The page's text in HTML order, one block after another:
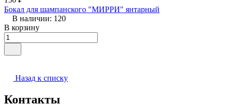
Бокал для шампанского "МИРРИ" янтарный
В наличии: 120
В корзину
Назад к списку
Контакты